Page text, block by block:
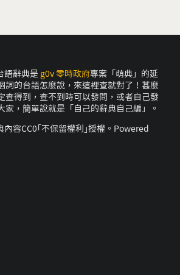
語辭典是 g0v 零時政府專案「萌典」的延
詞的台語怎麼說，來這裡查就對了！甚麼
查得到，查不到時可以發問，或者自己發
家，簡單說就是「自己的辭典自己編」。
內容CC0｢不保留權利｣授權。Powered